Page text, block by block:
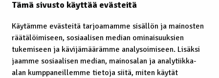
Tämä sivusto käyttää evästeitä
Käytämme evästeitä tarjoamamme sisällön ja mainosten
räätälöimiseen, sosiaalisen median ominaisuuksien
tukemiseen ja kävijämäärämme analysoimiseen. Lisäksi
jaamme sosiaalisen median, mainosalan ja analytiikka-
alan kumppaneillemme tietoja siitä, miten käytät
Laavu – lávvu
Laidunrauha